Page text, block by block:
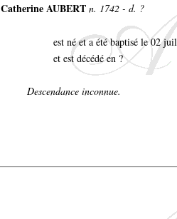
Catherine AUBERT n. 1742 - d. ?
est né et a été baptisé le 02
et est décédé en ?
Descendance inconnue.